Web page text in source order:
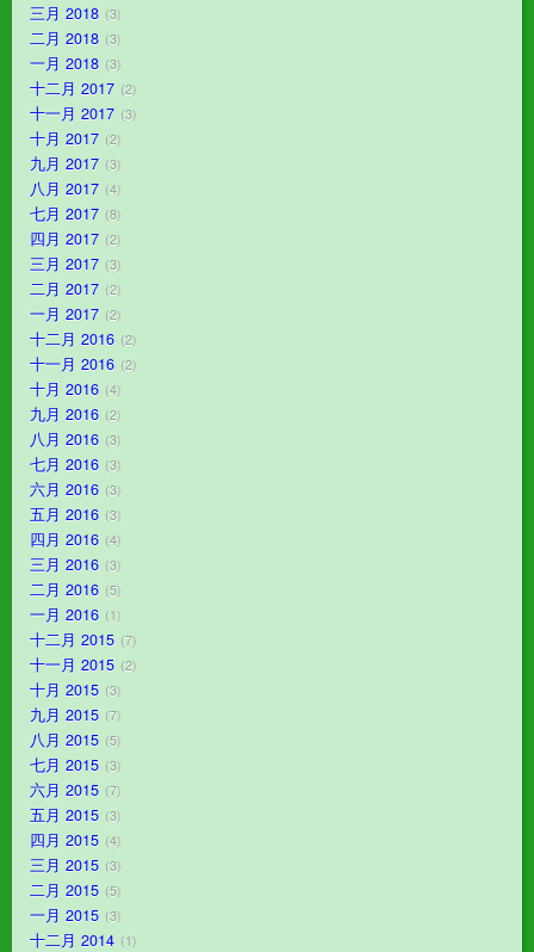
三月 2018 3
二月 2018 3
一月 2018 3
十二月 2017 2
十一月 2017 3
十月 2017 2
九月 2017 3
八月 2017 4
七月 2017 8
四月 2017 2
三月 2017 3
二月 2017 2
一月 2017 2
十二月 2016 2
十一月 2016 2
十月 2016 4
九月 2016 2
八月 2016 3
七月 2016 3
六月 2016 3
五月 2016 3
四月 2016 4
三月 2016 3
二月 2016 5
一月 2016 1
十二月 2015 7
十一月 2015 2
十月 2015 3
九月 2015 7
八月 2015 5
七月 2015 3
六月 2015 7
五月 2015 3
四月 2015 4
三月 2015 3
二月 2015 5
一月 2015 3
十二月 2014 1